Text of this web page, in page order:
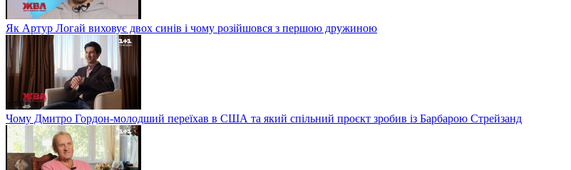
Як Артур Логай виховує двох синів і чому розійшовся з першою дружиною
Чому Дмитро Гордон-молодший переїхав в США та який спільний проєкт зробив із Барбарою Стрейзанд